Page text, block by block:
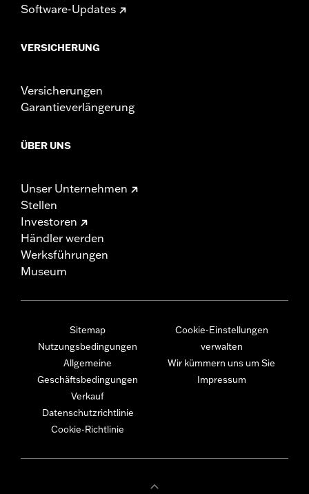
Software-Updates
VERSICHERUNG
Versicherungen
Garantieverlängerung
ÜBER UNS
Unser Unternehmen
Stellen
Investoren
Händler werden
Werksführungen
Museum
Sitemap
Nutzungsbedingungen
Allgemeine
Geschäftsbedingungen
Verkauf
Datenschutzrichtlinie
Cookie-Richtlinie
Cookie-Einstellungen
verwalten
Wir kümmern uns um Sie
Impressum